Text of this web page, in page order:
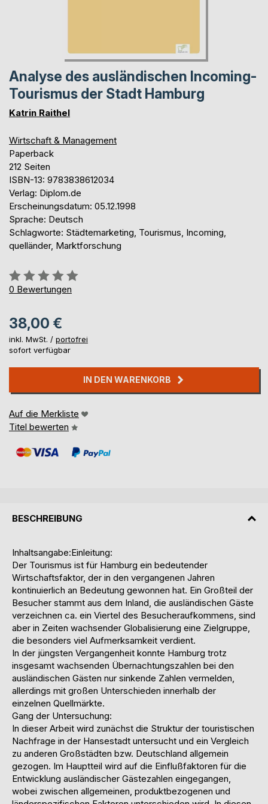
Analyse des ausländischen Incoming-
Tourismus der Stadt Hamburg
Katrin Raithel
Wirtschaft & Management
Paperback
212 Seiten
ISBN-13: 9783838612034
Verlag: Diplom.de
Erscheinungsdatum: 05.12.1998
Sprache: Deutsch
Schlagworte: Städtemarketing, Tourismus, Incoming,
quelländer, Marktforschung
Bewertung::
0%
0 Bewertungen
38,00 €
inkl. MwSt. / portofrei
sofort verfügbar
IN DEN WARENKORB
Auf die Merkliste
Titel bewerten
BESCHREIBUNG
Inhaltsangabe:Einleitung:
Der Tourismus ist für Hamburg ein bedeutender
Wirtschaftsfaktor, der in den vergangenen Jahren
kontinuierlich an Bedeutung gewonnen hat. Ein Großteil der
Besucher stammt aus dem Inland, die ausländischen Gäste
verzeichnen ca. ein Viertel des Besucheraufkommens, sind
aber in Zeiten wachsender Globalisierung eine Zielgruppe,
die besonders viel Aufmerksamkeit verdient.
In der jüngsten Vergangenheit konnte Hamburg trotz
insgesamt wachsenden Übernachtungszahlen bei den
ausländischen Gästen nur sinkende Zahlen vermelden,
allerdings mit großen Unterschieden innerhalb der
einzelnen Quellmärkte.
Gang der Untersuchung:
In dieser Arbeit wird zunächst die Struktur der touristischen
Nachfrage in der Hansestadt untersucht und ein Vergleich
zu anderen Großstädten bzw. Deutschland allgemein
gezogen. Im Hauptteil wird auf die Einflußfaktoren für die
Entwicklung ausländischer Gästezahlen eingegangen,
wobei zwischen allgemeinen, produktbezogenen und